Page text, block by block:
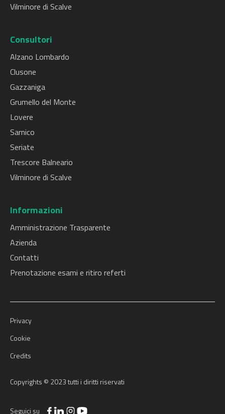
Vilminore di Scalve
Consultori
Alzano Lombardo
Clusone
Gazzaniga
Grumello del Monte
Lovere
Sarnico
Seriate
Trescore Balneario
Vilminore di Scalve
Informazioni
Amministrazione Trasparente
Azienda
Contatti
Prenotazione esami e ritiro referti
Privacy
Cookie
Credits
Copyrights © 2023 tutti i diritti riservati
Seguici su